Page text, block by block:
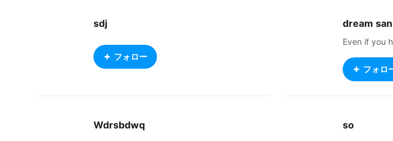
sdj
フォロー
dream
Even if you
フォロ
Wdrsbdwq so